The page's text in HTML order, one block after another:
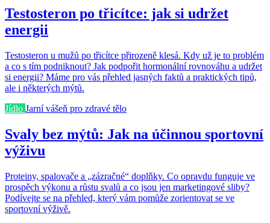
Testosteron po třicítce: jak si udržet
energii
Testosteron u mužů po třicítce přirozeně klesá. Kdy už je to problém
a co s tím podniknout? Jak podpořit hormonální rovnováhu a udržet
si energii? Máme pro vás přehled jasných faktů a praktických tipů,
ale i některých mýtů.
Jídlo Jarní vášeň pro zdravé tělo
Svaly bez mýtů: Jak na účinnou sportovní
výživu
Proteiny, spalovače a „zázračné“ doplňky. Co opravdu funguje ve
prospěch výkonu a růstu svalů a co jsou jen marketingové sliby?
Podívejte se na přehled, který vám pomůže zorientovat se ve
sportovní výživě.